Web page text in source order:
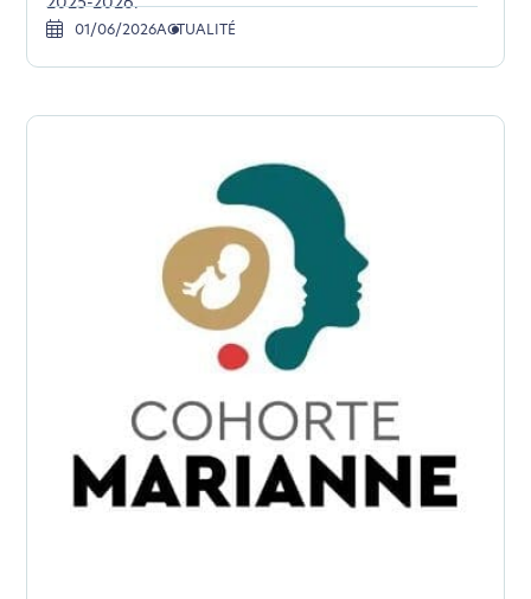
d’une démarche forte d’écoconception.
Eco. Celui-ci sollicitera très peu nos serveurs et vous
deviendrez ainsi un acteur majeur de
l’écoconception.
Merci pour votre contribution !
Activer le Mode Eco Annuler
2025-2026.
01/06/2026ACTUALITÉ